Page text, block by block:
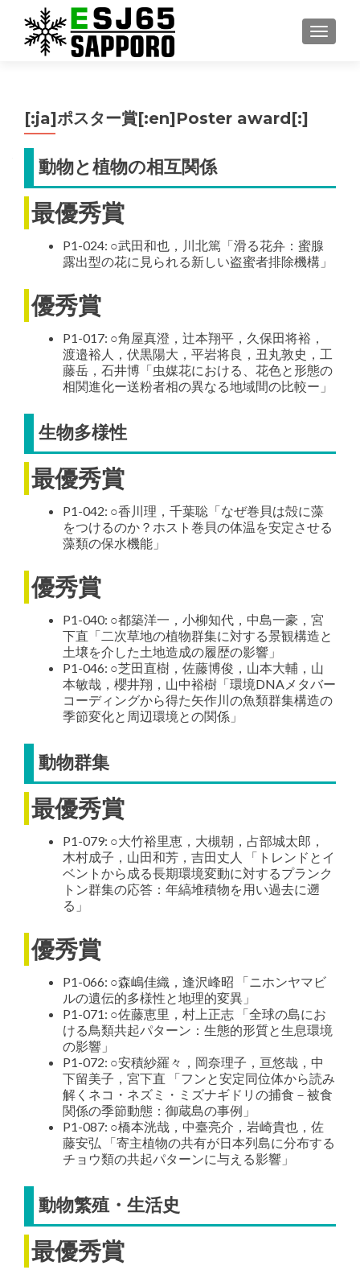
ナビゲ
[:ja]ポスター賞[:en]Poster award[:]
動物と植物の相互関係
最優秀賞
P1-024: ○武田和也，川北篤「滑る花弁：蜜腺
露出型の花に見られる新しい盗蜜者排除機構」
優秀賞
P1-017: ○角屋真澄，辻本翔平，久保田将裕，
渡邉裕人，伏黒陽大，平岩将良，丑丸敦史，工
藤岳，石井博「虫媒花における、花色と形態の
相関進化ー送粉者相の異なる地域間の比較ー」
生物多様性
最優秀賞
P1-042: ○香川理，千葉聡「なぜ巻貝は殻に藻
をつけるのか？ホスト巻貝の体温を安定させる
藻類の保水機能」
優秀賞
P1-040: ○都築洋一，小柳知代，中島一豪，宮
下直「二次草地の植物群集に対する景観構造と
土壌を介した土地造成の履歴の影響」
P1-046: ○芝田直樹，佐藤博俊，山本大輔，山
本敏哉，櫻井翔，山中裕樹「環境DNAメタバー
コーディングから得た矢作川の魚類群集構造の
季節変化と周辺環境との関係」
動物群集
最優秀賞
P1-079: ○大竹裕里恵，大槻朝，占部城太郎，
木村成子，山田和芳，吉田丈人 「トレンドとイ
ベントから成る長期環境変動に対するプランク
トン群集の応答：年縞堆積物を用い過去に遡
る」
優秀賞
P1-066: ○森嶋佳織，逢沢峰昭 「ニホンヤマビ
ルの遺伝的多様性と地理的変異」
P1-071: ○佐藤恵里，村上正志 「全球の島にお
ける鳥類共起パターン：生態的形質と生息環境
の影響」
P1-072: ○安積紗羅々，岡奈理子，亘悠哉，中
下留美子，宮下直 「フンと安定同位体から読み
解くネコ・ネズミ・ミズナギドリの捕食－被食
関係の季節動態：御蔵島の事例」
P1-087: ○橋本洸哉，中臺亮介，岩崎貴也，佐
藤安弘 「寄主植物の共有が日本列島に分布する
チョウ類の共起パターンに与える影響」
動物繁殖・生活史
最優秀賞